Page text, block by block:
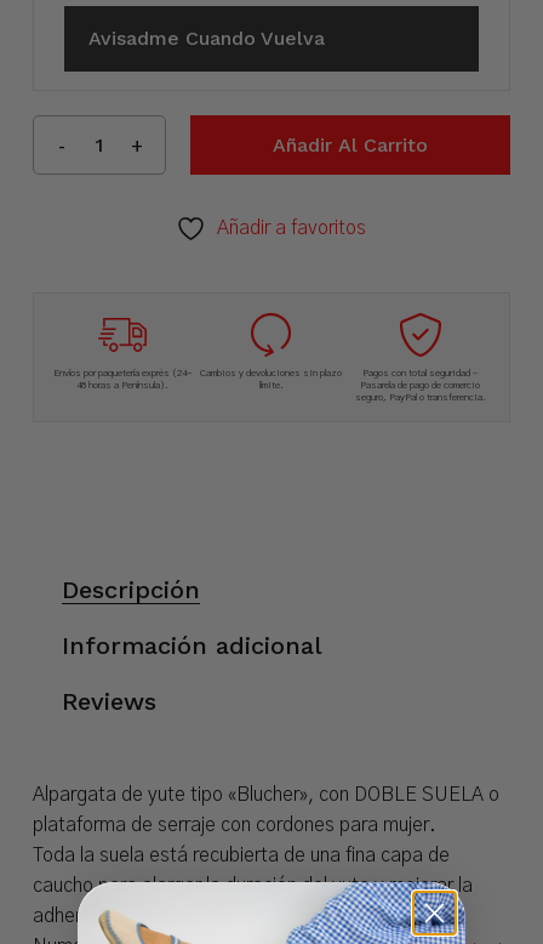
Avisadme Cuando Vuelva
Añadir Al Carrito
Añadir a favoritos
Envíos por paquetería exprés (24-
48 horas a Península).
Cambios y devoluciones sin plazo
límite.
Pagos con total seguridad –
Pasarela de pago de comercio
seguro, PayPal o transferencia.
Descripción
Información adicional
Reviews
Alpargata de yute tipo «Blucher», con DOBLE SUELA o
plataforma de serraje con cordones para mujer.
Toda la suela está recubierta de una fina capa de
caucho para alargar la duración del yute y mejorar la
adherencia.